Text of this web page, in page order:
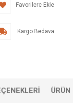
Favorilere Ekle
Kargo Bedava
ÜRÜN